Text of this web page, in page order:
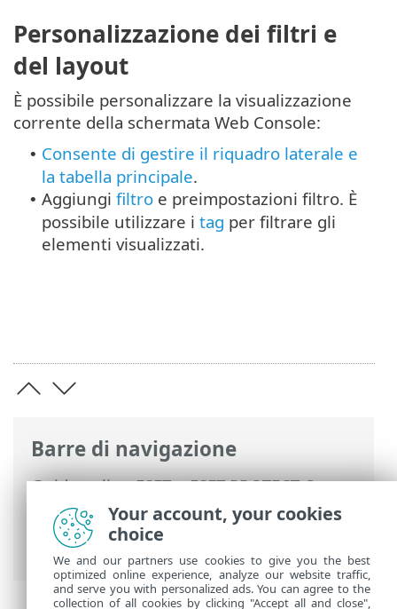
Barre di navigazione
Guida online ESET>ESET PROTECT On-
Prem>
Utilizzo di ESET PROTECT On-
Prem>ESET PROTECT On-Prem Menu
principale
> Programmi di installazione
Personalizzazione dei filtri e
del layout
È possibile personalizzare la visualizzazione
corrente della schermata Web Console:
• Consente di gestire il riquadro laterale e
la tabella principale.
• Aggiungi filtro e preimpostazioni filtro. È
possibile utilizzare i tag per filtrare gli
elementi visualizzati.
Your account, your cookies
choice
We and our partners use cookies to give you the best
optimized online experience, analyze our website traffic,
and serve you with personalized ads. You can agree to the
collection of all cookies by clicking "Accept all and close",